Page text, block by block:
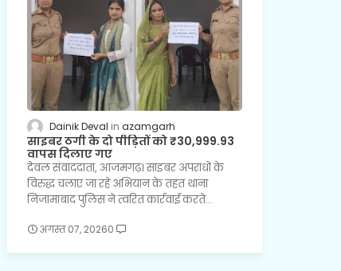
Dainik Deval azamgarh
साइबर ठगी के दो पीड़ितों को ₹30,999.93
वापस दिलाए गए
देवल संवाददाता, आजमगढ़। साइबर अपराधों के
विरुद्ध चलाए जा रहे अभियान के तहत थाना
निजामाबाद पुलिस ने त्वरित कार्रवाई करते…
अगस्त 07, 20260